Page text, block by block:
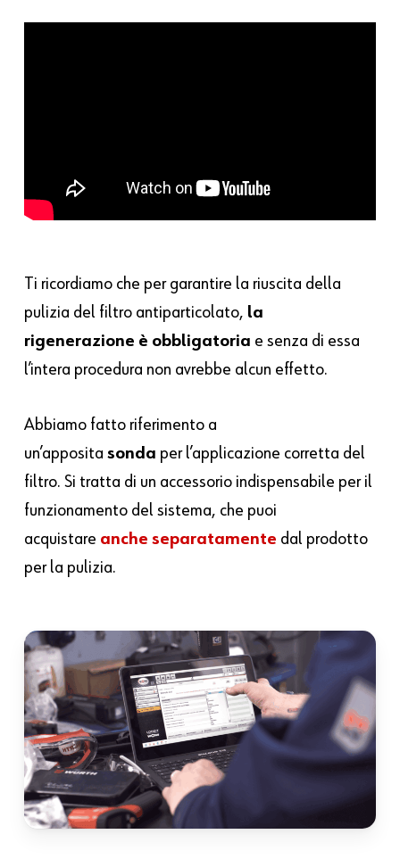
Ti ricordiamo che per garantire la riuscita della
pulizia del filtro antiparticolato, la
rigenerazione è obbligatoria e senza di essa
l’intera procedura non avrebbe alcun effetto.
Abbiamo fatto riferimento a
un’appositasonda per l’applicazione corretta del
filtro. Si tratta di un accessorio indispensabile per il
funzionamento del sistema, che puoi
acquistare anche separatamente dal prodotto
per la pulizia.